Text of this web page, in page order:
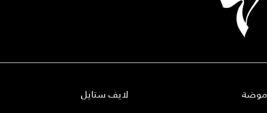
موضة
لايف ستايل